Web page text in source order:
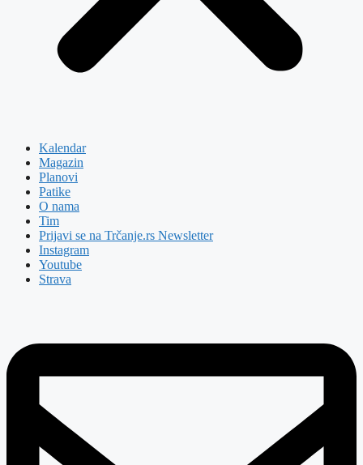
Kalendar
Magazin
Planovi
Patike
O nama
Tim
Prijavi se na Trčanje.rs Newsletter
Instagram
Youtube
Strava